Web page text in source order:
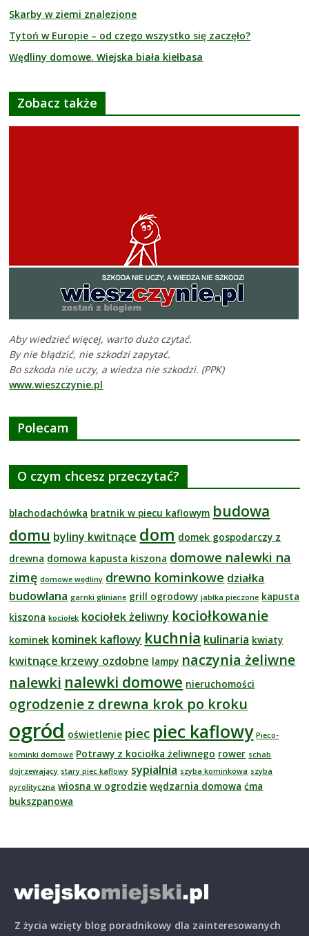
Skarby w ziemi znalezione
Tytoń w Europie – od czego wszystko się zaczęło?
Wędliny domowe. Wiejska biała kiełbasa
Zobacz także
Aby wiedzieć więcej, warto dużo czytać.
By nie błądzić, nie szkodzi zapytać.
Bo szkoda nie uczy, a wiedza nie szkodzi. (PPK)
www.wieszczynie.pl
Polecam
O czym chcesz przeczytać?
blachodachówka bratnik w piecu kaflowym budowa
domu byliny kwitnące dom domek gospodarczy z
drewna domowa kapusta kiszona domowe nalewki na
zimę domowe wędliny drewno kominkowe działka
budowlana garnki gliniane grill ogrodowy jabłka pieczone kapusta
kiszona kociołek kociołek żeliwny kociołkowanie
kominek kominek kaflowy kuchnia kulinaria kwiaty
kwitnące krzewy ozdobne lampy naczynia żeliwne
nalewki nalewki domowe nieruchomości
ogrodzenie z drewna krok po kroku
ogród oświetlenie piec piec kaflowy Pieco-
kominki domowe Potrawy z kociołka żeliwnego rower schab
dojrzewający stary piec kaflowy sypialnia szyba kominkowa szyba
pyrolityczna wiosna w ogrodzie wędzarnia domowa ćma
bukszpanowa
Z życia wzięty blog poradnikowy dla zainteresowanych